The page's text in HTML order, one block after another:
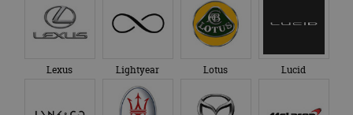
Lexus Lightyear Lotus Lucid